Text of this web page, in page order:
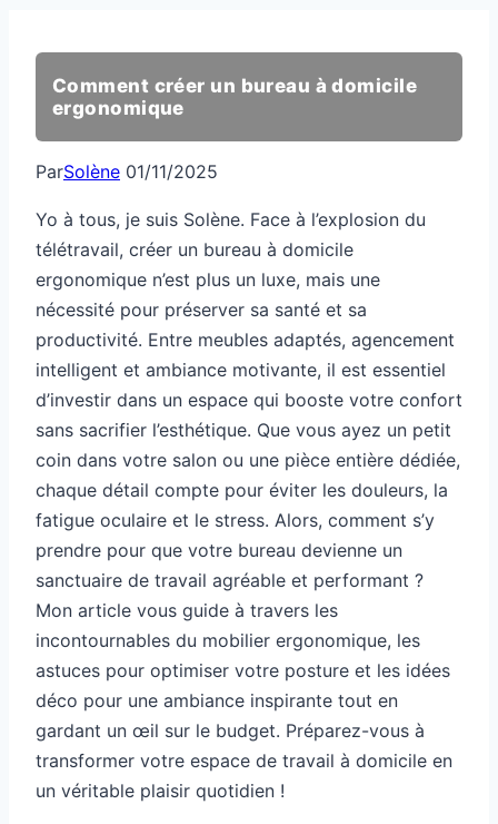
Comment créer un bureau à domicile
ergonomique
ParSolène 01/11/2025
Yo à tous, je suis Solène. Face à l’explosion du
télétravail, créer un bureau à domicile
ergonomique n’est plus un luxe, mais une
nécessité pour préserver sa santé et sa
productivité. Entre meubles adaptés, agencement
intelligent et ambiance motivante, il est essentiel
d’investir dans un espace qui booste votre confort
sans sacrifier l’esthétique. Que vous ayez un petit
coin dans votre salon ou une pièce entière dédiée,
chaque détail compte pour éviter les douleurs, la
fatigue oculaire et le stress. Alors, comment s’y
prendre pour que votre bureau devienne un
sanctuaire de travail agréable et performant ?
Mon article vous guide à travers les
incontournables du mobilier ergonomique, les
astuces pour optimiser votre posture et les idées
déco pour une ambiance inspirante tout en
gardant un œil sur le budget. Préparez-vous à
transformer votre espace de travail à domicile en
un véritable plaisir quotidien !